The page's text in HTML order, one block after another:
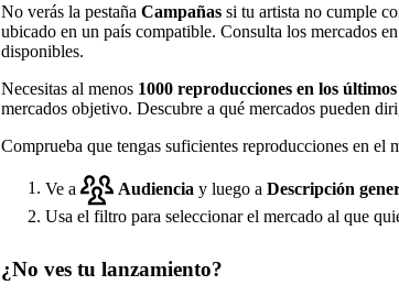
No verás la pestaña Campañas si tu artista no cumple
ubicado en un país compatible. Consulta los mercados
disponibles.
Necesitas al menos 1000 reproducciones en los
mercados objetivo. Descubre a qué mercados pueden
Comprueba que tengas suficientes reproducciones en el
Ve a Audiencia y luego a Descripción
Usa el filtro para seleccionar el mercado al que
¿No ves tu lanzamiento?